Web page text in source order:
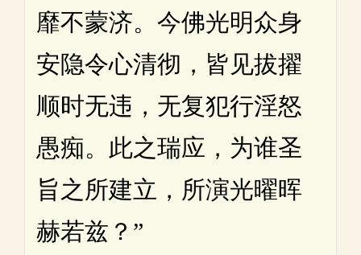
靡不蒙济。今佛光明众身
安隐令心清彻，皆见拔擢
顺时无违，无复犯行淫怒
愚痴。此之瑞应，为谁圣
旨之所建立，所演光曜晖
赫若兹？”